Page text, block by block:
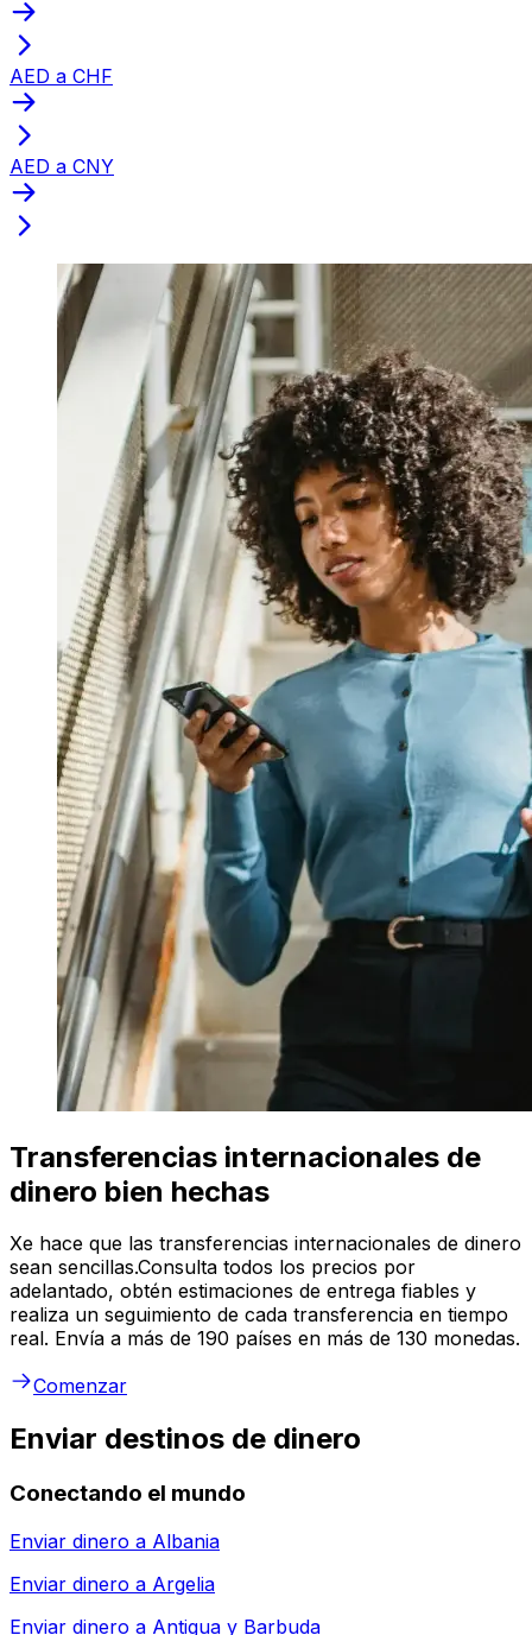
AED a CHF
AED a CNY
Transferencias internacionales de
dinero bien hechas
Xe hace que las transferencias internacionales de dinero
sean sencillas.Consulta todos los precios por
adelantado, obtén estimaciones de entrega fiables y
realiza un seguimiento de cada transferencia en tiempo
real. Envía a más de 190 países en más de 130 monedas.
Comenzar
Enviar destinos de dinero
Conectando el mundo
Enviar dinero a Albania
Enviar dinero a Argelia
Enviar dinero a Antigua y Barbuda